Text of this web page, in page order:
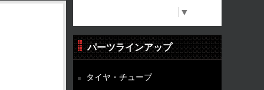
▼
パーツラインアップ
タイヤ・チューブ